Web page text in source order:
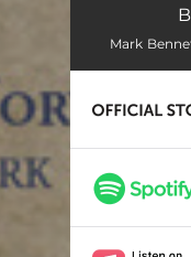
Propiñán
Catedral
Chacona
Ay que me
Mark